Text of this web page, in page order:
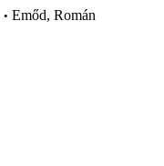
• Emőd, Román